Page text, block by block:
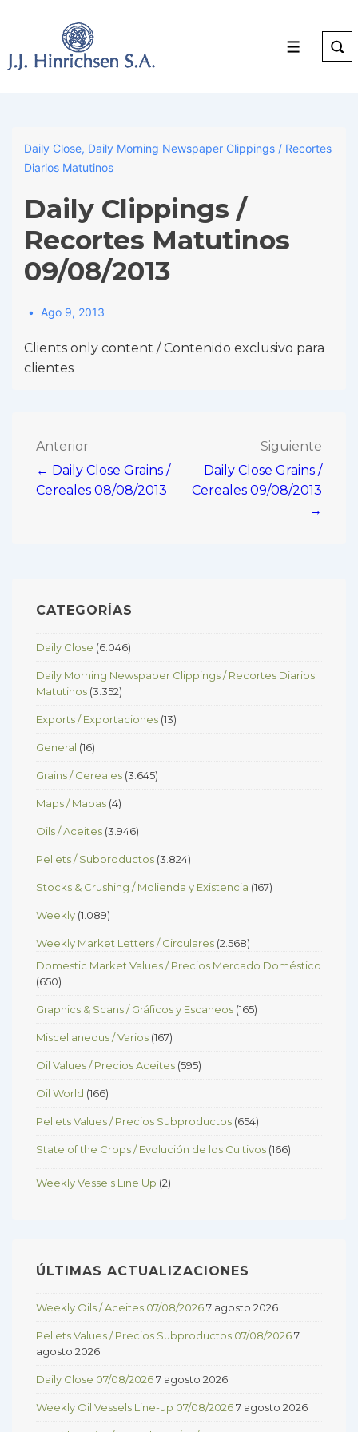
Main
Menu
Daily Close, Daily Morning Newspaper Clippings / Recortes
Diarios Matutinos
Daily Clippings /
Recortes Matutinos
09/08/2013
Ago 9, 2013
Clients only content / Contenido exclusivo para
clientes
Navegación
de
Anterior
← Daily Close Grains /
Cereales 08/08/2013
Siguiente
Daily Close Grains /
Cereales 09/08/2013
→
CATEGORÍAS
Daily Close (6.046)
Daily Morning Newspaper Clippings / Recortes Diarios
Matutinos (3.352)
Exports / Exportaciones (13)
General (16)
Grains / Cereales (3.645)
Maps / Mapas (4)
Oils / Aceites (3.946)
Pellets / Subproductos (3.824)
Stocks & Crushing / Molienda y Existencia (167)
Weekly (1.089)
Weekly Market Letters / Circulares (2.568)
Domestic Market Values / Precios Mercado Doméstico
(650)
Graphics & Scans / Gráficos y Escaneos (165)
Miscellaneous / Varios (167)
Oil Values / Precios Aceites (595)
Oil World (166)
Pellets Values / Precios Subproductos (654)
State of the Crops / Evolución de los Cultivos (166)
Weekly Vessels Line Up (2)
ÚLTIMAS ACTUALIZACIONES
Weekly Oils / Aceites 07/08/20267 agosto 2026
Pellets Values / Precios Subproductos 07/08/20267
agosto 2026
Daily Close 07/08/20267 agosto 2026
Weekly Oil Vessels Line-up 07/08/20267 agosto 2026